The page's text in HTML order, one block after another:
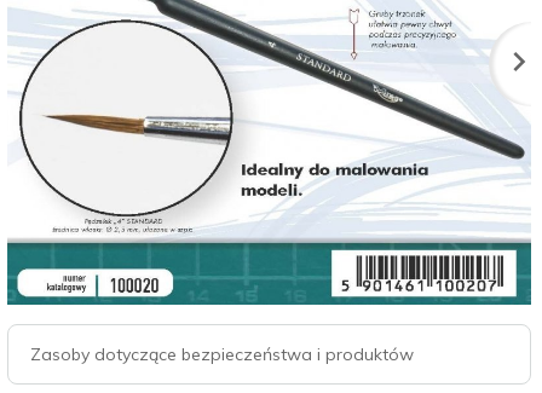
Zasoby dotyczące bezpieczeństwa i produktów